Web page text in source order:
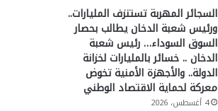
السجائر المهربة تستنزف المليارات..
ورئيس شعبة الدخان يطالب بحصار
السوق السوداء… رئيس شعبة
الدخان .. خسائر بالمليارات لخزانة
الدولة.. والأجهزة الأمنية تخوض
معركة لحماية الاقتصاد الوطني
4 أغسطس، 2026